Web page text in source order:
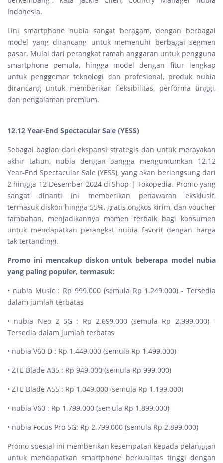
Indonesia.
Lini smartphone nubia sangat beragam, dengan berbagai
model yang dirancang untuk memenuhi berbagai segmen
pasar. Mulai dari perangkat ramah anggaran untuk pengguna
smartphone pemula, hingga model dengan fitur lengkap
untuk penggemar teknologi dan profesional, produk nubia
dirancang untuk memberikan fleksibilitas, performa tinggi,
dan pengalaman premium.
12.12 Year-End Spectacular Sale (YESS)
Sebagai bagian dari ekspansi strategis dan untuk merayakan
akhir tahun, nubia dengan bangga mengumumkan 12.12
Year-End Spectacular Sale (YESS), yang akan berlangsung dari
2 hingga 12 Desember 2024 di Shop | Tokopedia. Promo yang
sangat dinanti ini memberikan penawaran eksklusif,
termasuk diskon hingga 55%, gratis ongkos kirim, dan voucher
tambahan, menjadikannya momen terbaik bagi konsumen
untuk mendapatkan perangkat nubia favorit dengan harga
tak tertandingi.
Promo ini mencakup diskon untuk beberapa model nubia
yang paling populer, termasuk:
• nubia Music : Rp 999.000 (semula Rp 1.249.000) - Tersedia
dalam jumlah terbatas
• nubia Neo 2 5G : Rp 2.699.000 (semula Rp 2.999.000) -
Tersedia dalam jumlah terbatas
• nubia V60 D : Rp 1.449.000 (semula Rp 1.499.000)
• ZTE Blade A35 : Rp 949.000 (semula Rp 999.000)
• ZTE Blade A55 : Rp 1.049.000 (semula Rp 1.199.000)
• nubia V60 : Rp 1.799.000 (semula Rp 1.899.000)
• nubia Focus Pro 5G: Rp 2.799.000 (semula Rp 2.899.000)
Promo spesial ini memberikan kesempatan kepada pelanggan
untuk mendapatkan smartphone berkualitas tinggi dengan